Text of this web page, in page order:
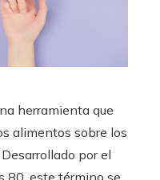
herramienta que
alimentos sobre los
por el
80, este término se